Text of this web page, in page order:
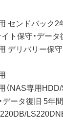
ンドバック2
ト保守・デー
デリバリー保
NAS専用HDD/
ータ復旧 5年